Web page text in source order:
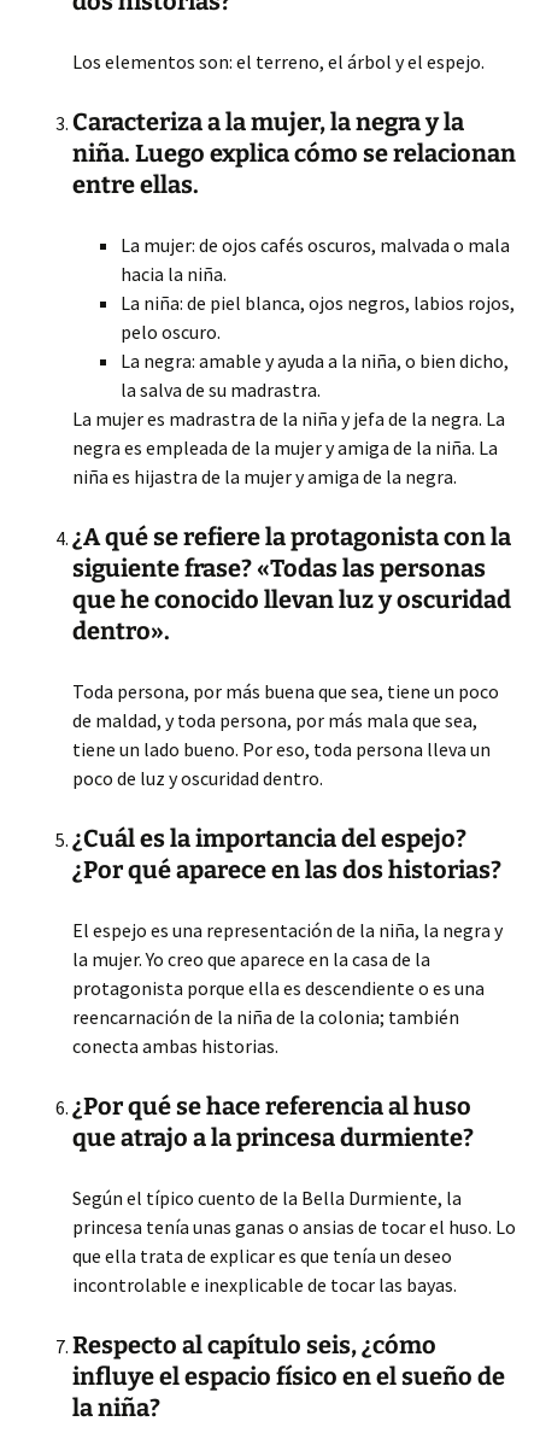
Los elementos son: el terreno, el árbol y el espejo.
Caracteriza a la mujer, la negra y la
niña. Luego explica cómo se relacionan
entre ellas.
La mujer: de ojos cafés oscuros, malvada o mala
hacia la niña.
La niña: de piel blanca, ojos negros, labios rojos,
pelo oscuro.
La negra: amable y ayuda a la niña, o bien dicho,
la salva de su madrastra.
La mujer es madrastra de la niña y jefa de la negra. La
negra es empleada de la mujer y amiga de la niña. La
niña es hijastra de la mujer y amiga de la negra.
¿A qué se refiere la protagonista con la
siguiente frase? «Todas las personas
que he conocido llevan luz y oscuridad
dentro».
Toda persona, por más buena que sea, tiene un poco
de maldad, y toda persona, por más mala que sea,
tiene un lado bueno. Por eso, toda persona lleva un
poco de luz y oscuridad dentro.
¿Cuál es la importancia del espejo?
¿Por qué aparece en las dos historias?
El espejo es una representación de la niña, la negra y
la mujer. Yo creo que aparece en la casa de la
protagonista porque ella es descendiente o es una
reencarnación de la niña de la colonia; también
conecta ambas historias.
¿Por qué se hace referencia al huso
que atrajo a la princesa durmiente?
Según el típico cuento de la Bella Durmiente, la
princesa tenía unas ganas o ansias de tocar el huso. Lo
que ella trata de explicar es que tenía un deseo
incontrolable e inexplicable de tocar las bayas.
Respecto al capítulo seis, ¿cómo
influye el espacio físico en el sueño de
la niña?